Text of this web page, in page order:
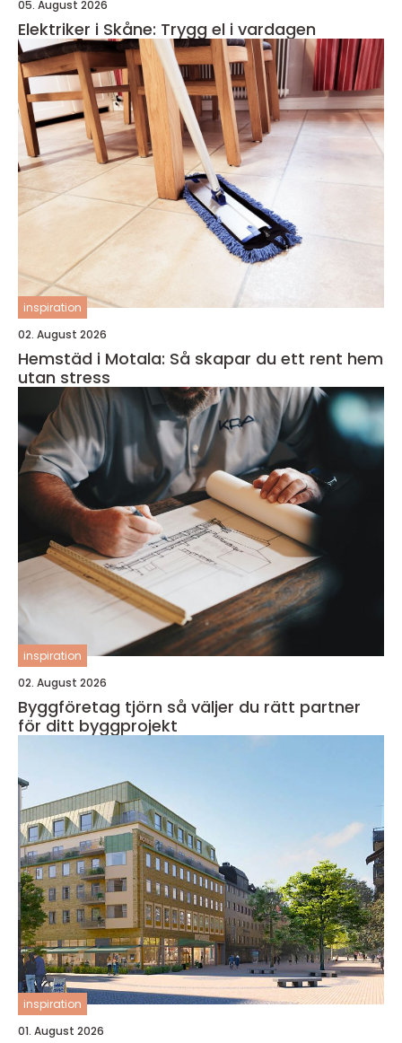
05. August 2026
Elektriker i Skåne: Trygg el i vardagen
inspiration
02. August 2026
Hemstäd i Motala: Så skapar du ett rent hem
utan stress
inspiration
02. August 2026
Byggföretag tjörn så väljer du rätt partner
för ditt byggprojekt
inspiration
01. August 2026